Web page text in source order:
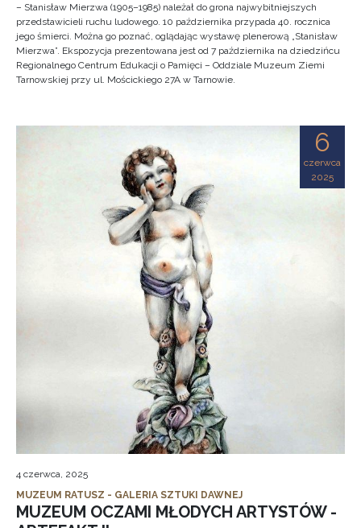
– Stanisław Mierzwa (1905–1985) należał do grona najwybitniejszych
przedstawicieli ruchu ludowego. 10 października przypada 40. rocznica
jego śmierci. Można go poznać, oglądając wystawę plenerową „Stanisław
Mierzwa”. Ekspozycja prezentowana jest od 7 października na dziedzińcu
Regionalnego Centrum Edukacji o Pamięci – Oddziale Muzeum Ziemi
Tarnowskiej przy ul. Mościckiego 27A w Tarnowie.
6
czerwca
2025
4 czerwca, 2025
MUZEUM RATUSZ - GALERIA SZTUKI DAWNEJ
MUZEUM OCZAMI MŁODYCH ARTYSTÓW -